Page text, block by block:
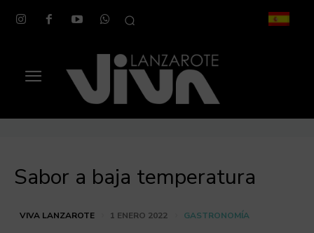
Sabor a baja temperatura
VIVA LANZAROTE 1 ENERO 2022 GASTRONOMÍA